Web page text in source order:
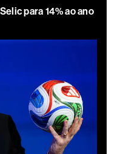
para 14% ao ano